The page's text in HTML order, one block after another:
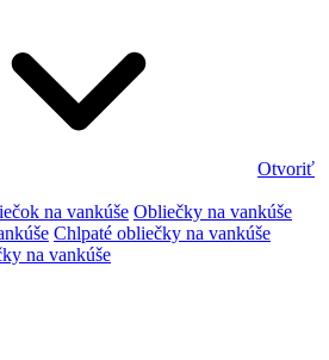
Otvoriť
na vankúše Obliečky na vankúše
Chlpaté obliečky na vankúše
na vankúše